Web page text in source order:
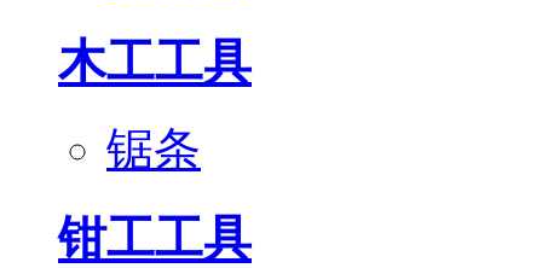
木工工具
锯条
钳工工具